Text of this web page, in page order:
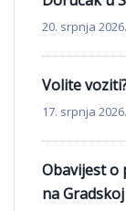
20. srpnja 2026.
Volite
17. srpnja 2026.
Obavijest o
na